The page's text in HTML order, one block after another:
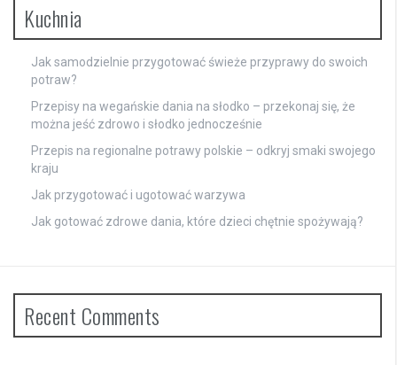
Kuchnia
Jak samodzielnie przygotować świeże przyprawy do swoich
potraw?
Przepisy na wegańskie dania na słodko – przekonaj się, że
można jeść zdrowo i słodko jednocześnie
Przepis na regionalne potrawy polskie – odkryj smaki swojego
kraju
Jak przygotować i ugotować warzywa
Jak gotować zdrowe dania, które dzieci chętnie spożywają?
Recent Comments